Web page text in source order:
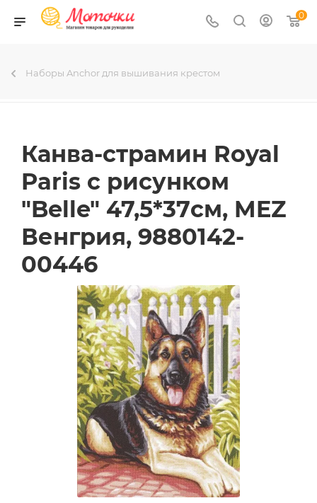
0
Наборы Anchor для вышивания крестом
Канва-страмин Royal
Paris с рисунком
"Belle" 47,5*37см, MEZ
Венгрия, 9880142-
00446